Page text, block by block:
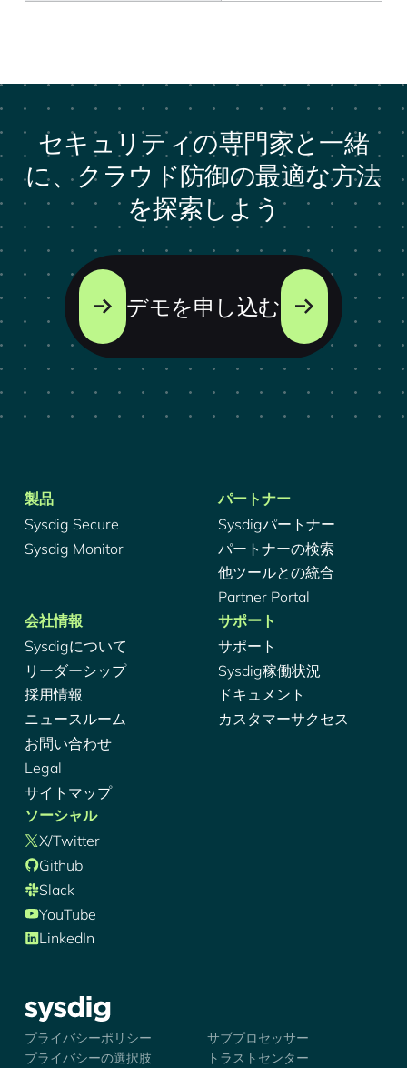
セキュリティの専門家と一緒
に、クラウド防御の最適な方法
を探索しよう
デモを申し込む
製品
Sysdig Secure
Sysdig Monitor
パートナー
Sysdigパートナー
パートナーの検索
他ツールとの統合
Partner Portal
会社情報
Sysdigについて
リーダーシップ
採用情報
ニュースルーム
お問い合わせ
Legal
サイトマップ
サポート
サポート
Sysdig稼働状況
ドキュメント
カスタマーサクセス
ソーシャル
X/Twitter
Github
Slack
YouTube
LinkedIn
シズディグ-ロゴ
プライバシーポリシー
サブプロセッサー
プライバシーの選択肢
トラストセンター